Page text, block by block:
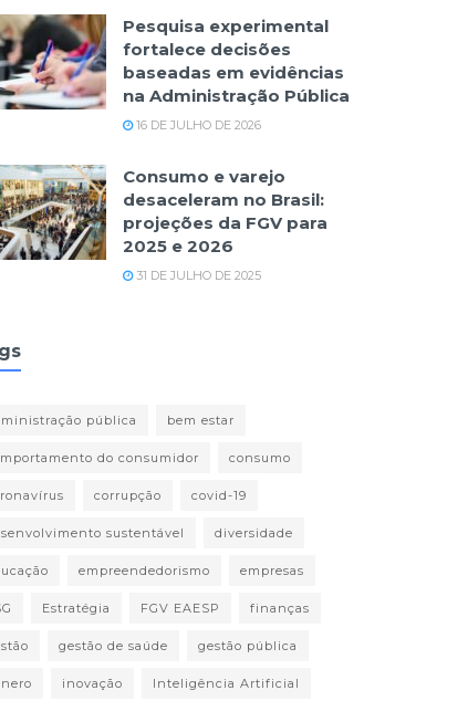
Pesquisa experimental
fortalece decisões
baseadas em evidências
na Administração Pública
16 DE JULHO DE 2026
Consumo e varejo
desaceleram no Brasil:
projeções da FGV para
2025 e 2026
31 DE JULHO DE 2025
pública bem estar
do consumidor consumo
corrupção covid-19
sustentável diversidade
empreendedorismo empresas
Estratégia FGV EAESP finanças
gestão de saúde gestão pública
inovação Inteligência Artificial